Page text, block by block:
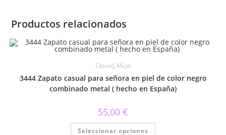
Productos relacionados
Casual, Mujer
3444 Zapato casual para señora en piel de color negro
combinado metal ( hecho en España)
55,00 €
Seleccionar opciones
Este